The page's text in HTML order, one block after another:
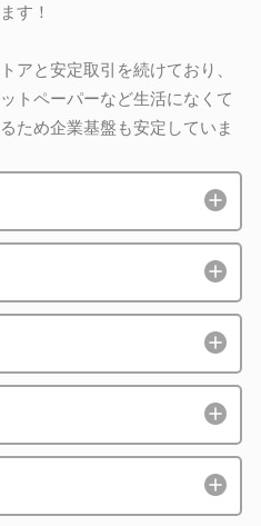
す！
アと安定取引を続けており、
トペーパーなど生活になくて
ため企業基盤も安定していま